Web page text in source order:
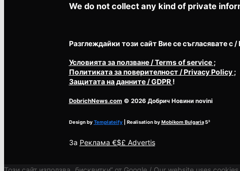
We do not collect any kind of private
Разглеждайки този сайт Вие се съгласявате
Условията за ползване/ Terms of service ;
Политиката за поверителност/ Privacy Policy ;
Защитата на данните/ GDPR !
DobrichNews.com © 2026 Добрич Новини novini
Design byTemplateify| Realisation byMobikom Bulgaria5³
За Реклама €$£ Advertis